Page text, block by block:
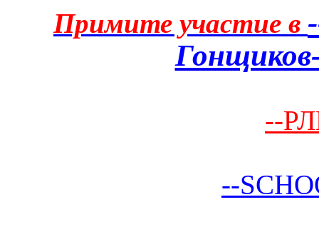
Примите участие в
--
--